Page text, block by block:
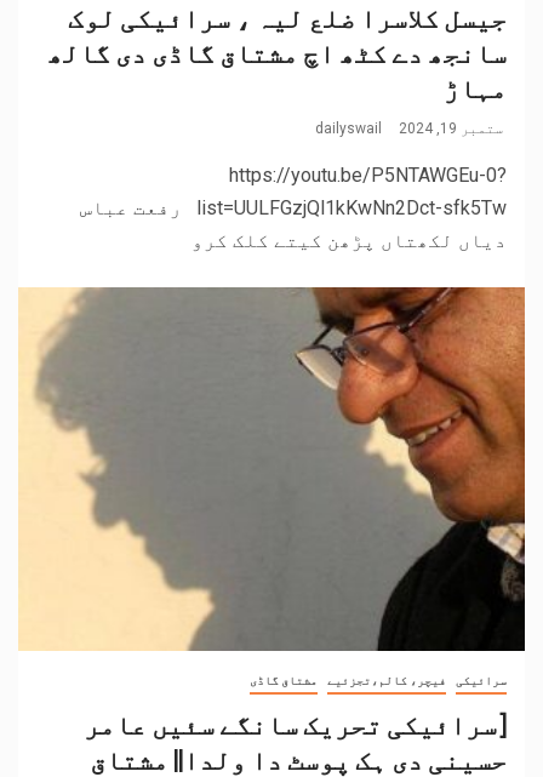
جیسل کلاسرا ضلع لیہ ، سرائیکی لوک
سانجھ دے کٹھ اچ مشتاق گاڈی دی گالھ
مہاڑ
ستمبر 19, 2024 dailyswail
https://youtu.be/P5NTAWGEu-0?
list=UULFGzjQl1kKwNn2Dct-sfk5Tw رفعت عباس
دیاں لکھتاں پڑھن کیتے کلک کرو
سرائیکی فیچر، کالم،تجزئیے مشتاق گاڈی
[سرائیکی تحریک سانگے سئیں عامر
حسینی دی ہک پوسٹ دا ولدا|| مشتاق